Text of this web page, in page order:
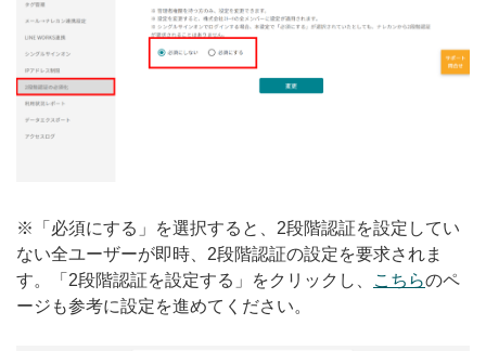
※「必須にする」を選択すると、2段階認証を設定してい
ない全ユーザーが即時、2段階認証の設定を要求されま
す。「2段階認証を設定する」をクリックし、
こちらのペ
ージも参考に設定を進めてください。